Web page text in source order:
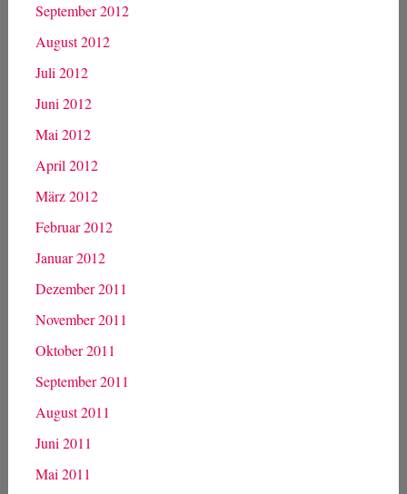
September 2012
August 2012
Juli 2012
Juni 2012
Mai 2012
April 2012
März 2012
Februar 2012
Januar 2012
Dezember 2011
November 2011
Oktober 2011
September 2011
August 2011
Juni 2011
Mai 2011